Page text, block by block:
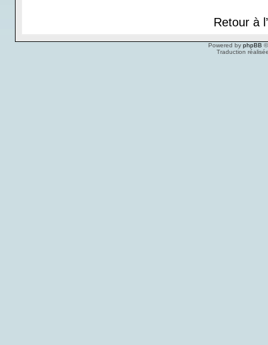
Retour à
Powered by phpBB
Traduction